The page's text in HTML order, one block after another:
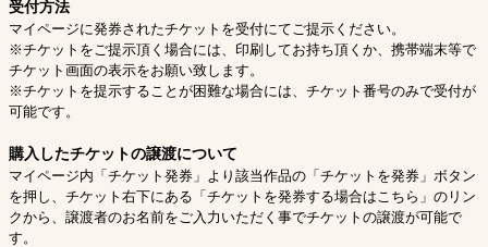
受付方法
マイページに発券されたチケットを受付にてご提示ください。
※チケットをご提示頂く場合には、印刷してお持ち頂くか、携帯端末等で
チケット画面の表示をお願い致します。
※チケットを提示することが困難な場合には、チケット番号のみで受付が
可能です。
購入したチケットの譲渡について
マイページ内「チケット発券」より該当作品の「チケットを発券」ボタン
を押し、チケット右下にある「チケットを発券する場合はこちら」のリン
クから、譲渡者のお名前をご入力いただく事でチケットの譲渡が可能で
す。